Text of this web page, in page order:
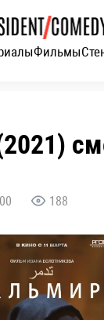
Фильмы
188